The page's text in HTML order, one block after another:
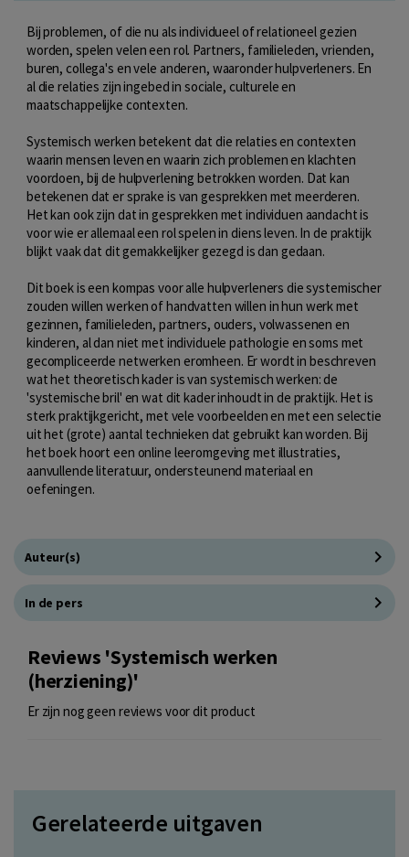
Bij problemen, of die nu als individueel of relationeel gezien
worden, spelen velen een rol. Partners, familieleden, vrienden,
buren, collega's en vele anderen, waaronder hulpverleners. En
al die relaties zijn ingebed in sociale, culturele en
maatschappelijke contexten.
Systemisch werken betekent dat die relaties en contexten
waarin mensen leven en waarin zich problemen en klachten
voordoen, bij de hulpverlening betrokken worden. Dat kan
betekenen dat er sprake is van gesprekken met meerderen.
Het kan ook zijn dat in gesprekken met individuen aandacht is
voor wie er allemaal een rol spelen in diens leven. In de praktijk
blijkt vaak dat dit gemakkelijker gezegd is dan gedaan.
Dit boek is een kompas voor alle hulpverleners die systemischer
zouden willen werken of handvatten willen in hun werk met
gezinnen, familieleden, partners, ouders, volwassenen en
kinderen, al dan niet met individuele pathologie en soms met
gecompliceerde netwerken eromheen. Er wordt in beschreven
wat het theoretisch kader is van systemisch werken: de
'systemische bril' en wat dit kader inhoudt in de praktijk. Het is
sterk praktijkgericht, met vele voorbeelden en met een selectie
uit het (grote) aantal technieken dat gebruikt kan worden. Bij
het boek hoort een online leeromgeving met illustraties,
aanvullende literatuur, ondersteunend materiaal en
oefeningen.
Auteur(s)
In de pers
Reviews 'Systemisch werken
(herziening)'
Er zijn nog geen reviews voor dit product
Gerelateerde uitgaven